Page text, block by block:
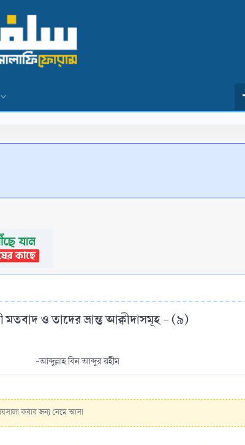
মতবাদ ও তাদের ভ্রান্ত আক্বীদাসমূহ - (৯)​
-আব্দুল্লাহ বিন আব্দুর রহীম
করার জন্য নেমে আসা